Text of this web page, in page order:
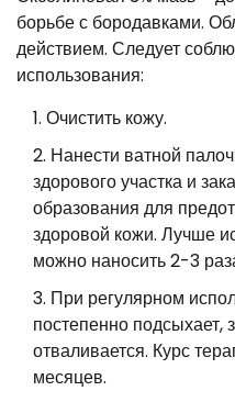
борьбе с бородавками.
действием. Следует
использования:
Очистить кожу.
Нанести ватной
здорового участка и
образования для
здоровой кожи. Лучше
можно наносить 2-3
При регулярном
постепенно подсыхает,
отваливается. Курс
месяцев.